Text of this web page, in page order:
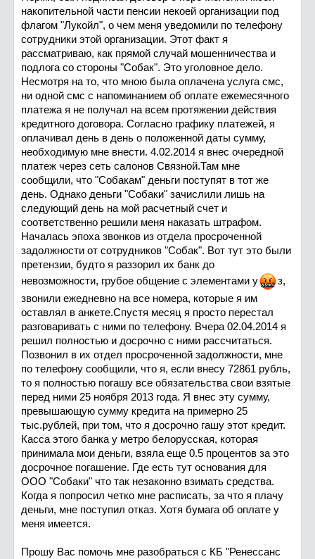
накопительной части пенсии некоей организации под
флагом "Лукойл", о чем меня уведомили по телефону
сотрудники этой организации. Этот факт я
рассматриваю, как прямой случай мошенничества и
подлога со стороны "Собак". Это уголовное дело.
Несмотря на то, что мною была оплачена услуга смс,
ни одной смс с напоминанием об оплате ежемесячного
платежа я не получал на всем протяжении действия
кредитного договора. Согласно графику платежей, я
оплачивал день в день о положенной даты сумму,
необходимую мне внести. 4.02.2014 я внес очередной
платеж через сеть салонов Связной.Там мне
сообщили, что "Собакам" деньги поступят в тот же
день. Однако деньги "Собаки" зачислили лишь на
следующий день на мой расчетный счет и
соответственно решили меня наказать штрафом.
Началась эпоха звонков из отдела просроченной
задолжности от сотрудников "Собак". Вот тут это были
претензии, будто я раззорил их банк до
невозможности, грубое общение с элементами у з,
звонили ежедневно на все номера, которые я им
оставлял в анкете.Спустя месяц я просто перестал
разговаривать с ними по телефону. Вчера 02.04.2014 я
решил полностью и досрочно с ними рассчитаться.
Позвонил в их отдел просроченной задолжности, мне
по телефону сообщили, что я, если внесу 72861 рубль,
то я полностью погашу все обязательства свои взятые
перед ними 25 ноября 2013 года. Я внес эту сумму,
превышающую сумму кредита на примерно 25
тыс.рублей, при том, что я досрочно гашу этот кредит.
Касса этого банка у метро белорусская, которая
принимала мои деньги, взяла еще 0.5 процентов за это
досрочное погашение. Где есть тут основания для
ООО "Собаки" что так незаконно взимать средства.
Когда я попросил четко мне расписать, за что я плачу
деньги, мне поступил отказ. Хотя бумага об оплате у
меня имеется.
Прошу Вас помочь мне разобраться с КБ "Ренессанс